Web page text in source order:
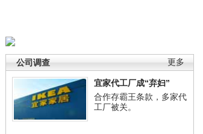
更多
公司调查
宜家代工厂成“弃妇”
合作存霸王条款，多家代
工厂被关。